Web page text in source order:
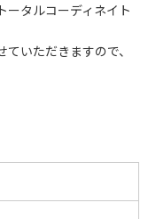
ータルコーディネイト
いただきますので、